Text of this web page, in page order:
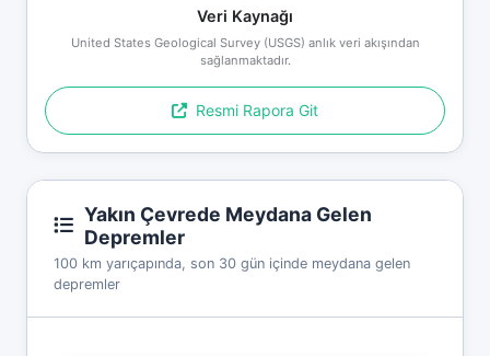
Veri Kaynağı
United States Geological Survey (USGS) anlık veri akışından
sağlanmaktadır.
Resmi Rapora Git
Yakın Çevrede Meydana Gelen
Depremler
100 km yarıçapında, son 30 gün içinde meydana gelen
depremler